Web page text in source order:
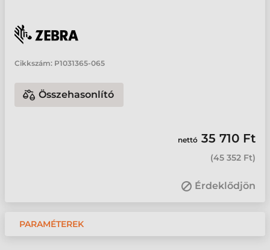
Cikkszám: P1031365-065
Összehasonlító
nettó 35 710 Ft
(45 352 Ft)
Érdeklődjön
PARAMÉTEREK